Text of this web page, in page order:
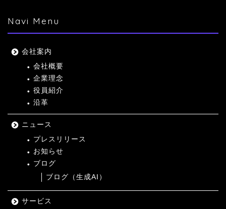
Navi Menu
会社案内
会社概要
企業理念
役員紹介
沿革
ニュース
プレスリリース
お知らせ
ブログ
ブログ（生成AI）
サービス